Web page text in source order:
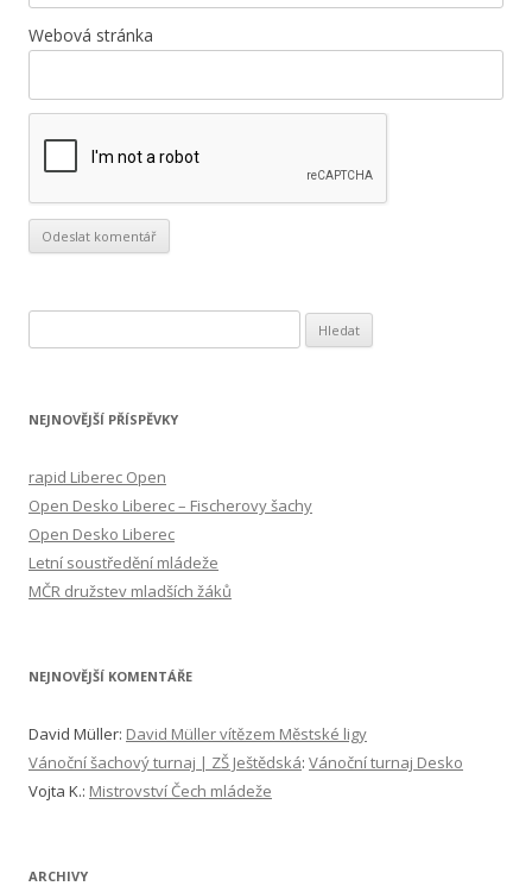
Webová stránka
y
l
á
v
á
n
NEJNOVĚJŠÍ PŘÍSPĚVKY
rapid Liberec Open
Open Desko Liberec – Fischerovy šachy
Open Desko Liberec
Letní soustředění mládeže
MČR družstev mladších žáků
NEJNOVĚJŠÍ KOMENTÁŘE
David Müller: David Müller vítězem Městské ligy
Vánoční šachový turnaj | ZŠ Ještědská: Vánoční turnaj Desko
Vojta K.: Mistrovství Čech mládeže
ARCHIVY